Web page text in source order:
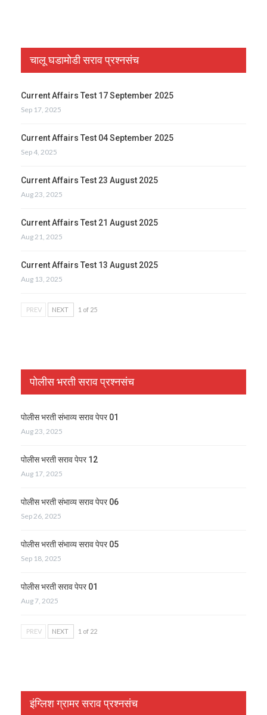
चालू घडामोडी सराव प्रश्नसंच
Current Affairs Test 17 September 2025
Sep 17, 2025
Current Affairs Test 04 September 2025
Sep 4, 2025
Current Affairs Test 23 August 2025
Aug 23, 2025
Current Affairs Test 21 August 2025
Aug 21, 2025
Current Affairs Test 13 August 2025
Aug 13, 2025
PREV NEXT 1 of 25
पोलीस भरती सराव प्रश्नसंच
पोलीस भरती संभाव्य सराव पेपर 01
Aug 23, 2025
पोलीस भरती सराव पेपर 12
Aug 17, 2025
पोलीस भरती संभाव्य सराव पेपर 06
Sep 26, 2025
पोलीस भरती संभाव्य सराव पेपर 05
Sep 18, 2025
पोलीस भरती सराव पेपर 01
Aug 7, 2025
PREV NEXT 1 of 22
इंग्लिश ग्रामर सराव प्रश्नसंच